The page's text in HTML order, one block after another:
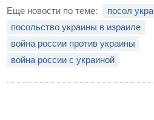
Еще новости по теме:
посол
посольство украины в израиле
война россии против украины
война россии с украиной